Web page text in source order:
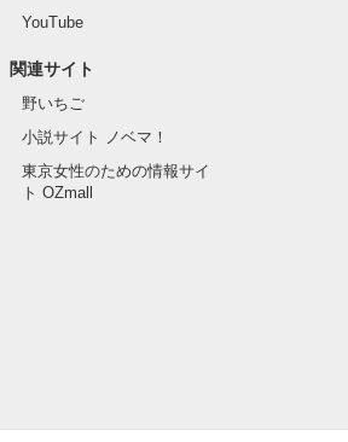
YouTube
関連サイト
野いちご
小説サイト ノベマ！
東京女性のための情報サイ
ト OZmall